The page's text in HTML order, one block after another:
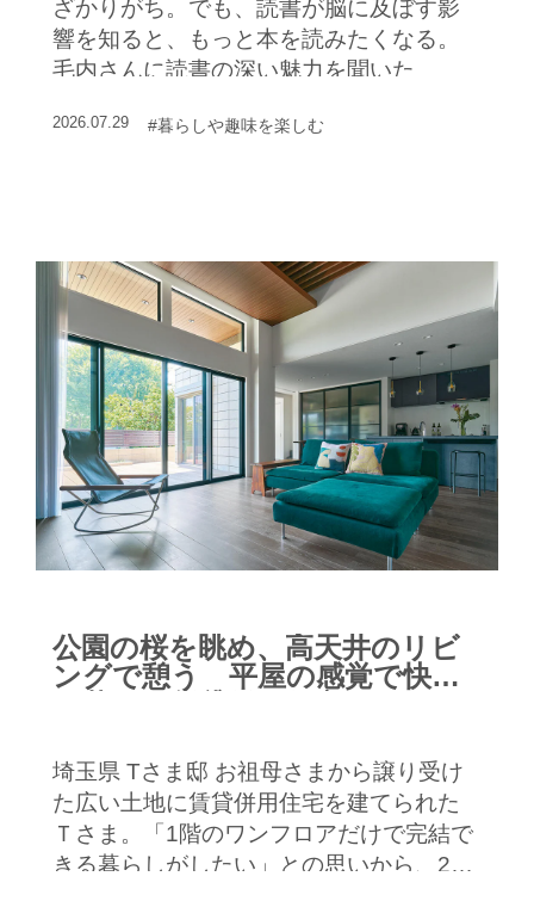
ざかりがち。でも、読書が脳に及ぼす影
響を知ると、もっと本を読みたくなる。
毛内さんに読書の深い魅力を聞いた
2026.07.29 #暮らしや趣味を楽しむ
公園の桜を眺め、高天井のリビ
ングで憩う 平屋の感覚で快適
埼玉県 Tさま邸 お祖母さまから譲り受け
た広い土地に賃貸併用住宅を建てられた
Ｔさま。「1階のワンフロアだけで完結で
きる暮らしがしたい」との思いから、2階